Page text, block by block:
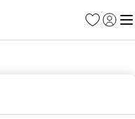
Kedvencek